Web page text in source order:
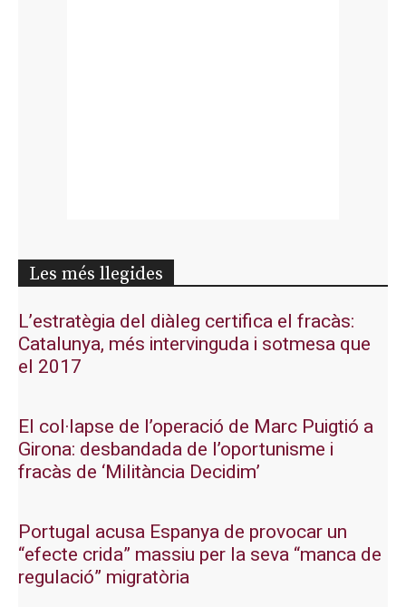
Les més llegides
L’estratègia del diàleg certifica el fracàs:
Catalunya, més intervinguda i sotmesa que
el 2017
El col·lapse de l’operació de Marc Puigtió a
Girona: desbandada de l’oportunisme i
fracàs de ‘Militància Decidim’
Portugal acusa Espanya de provocar un
“efecte crida” massiu per la seva “manca de
regulació” migratòria